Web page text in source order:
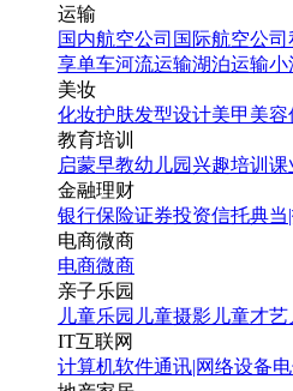
运输
国内航空公司 国际航空公司
享单车河流运输湖泊运输小
美妆
化妆护肤发型设计美甲 美容
教育培训
启蒙早教幼儿园 兴趣培训 课
金融理财
银行保险证券投资信托典当
电商微商
电商微商
亲子乐园
儿童乐园 儿童摄影 儿童才艺
IT互联网
计算机软件通讯|网络设备